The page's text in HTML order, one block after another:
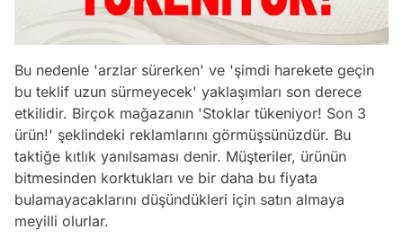
Bu nedenle 'arzlar sürerken' ve 'şimdi harekete geçin
bu teklif uzun sürmeyecek' yaklaşımları son derece
etkilidir. Birçok mağazanın 'Stoklar tükeniyor! Son 3
ürün!' şeklindeki reklamlarını görmüşsünüzdür. Bu
taktiğe kıtlık yanılsaması denir. Müşteriler, ürünün
bitmesinden korktukları ve bir daha bu fiyata
bulamayacaklarını düşündükleri için satın almaya
meyilli olurlar.